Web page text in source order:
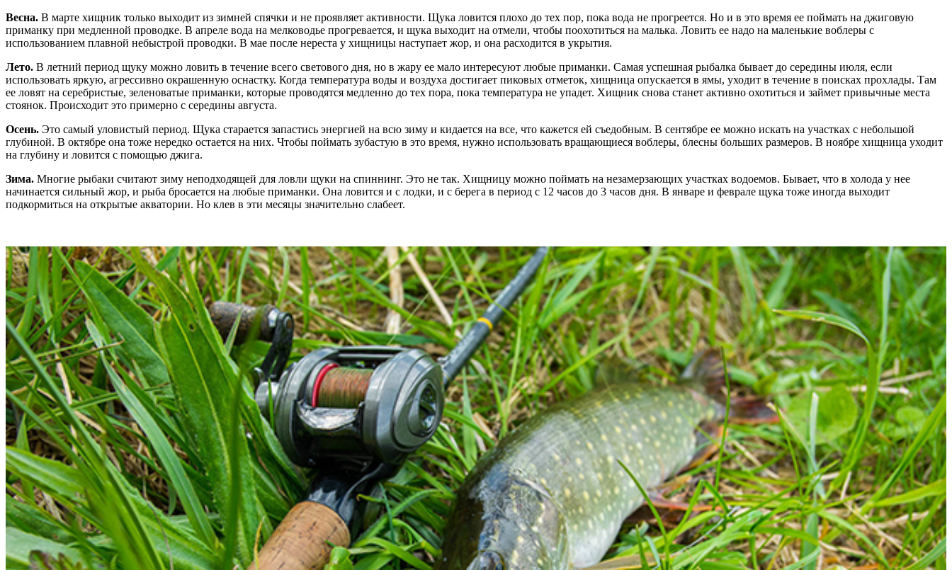
Весна. В марте хищник только выходит из зимней спячки и не проявляет активности. Щука ловится плохо до тех пор, пока вода не прогреется. Но и в это время ее поймать на джиговую
приманку при медленной проводке. В апреле вода на мелководье прогревается, и щука выходит на отмели, чтобы поохотиться на малька. Ловить ее надо на маленькие воблеры с
использованием плавной небыстрой проводки. В мае после нереста у хищницы наступает жор, и она расходится в укрытия.
Лето. В летний период щуку можно ловить в течение всего светового дня, но в жару ее мало интересуют любые приманки. Самая успешная рыбалка бывает до середины июля, если
использовать яркую, агрессивно окрашенную оснастку. Когда температура воды и воздуха достигает пиковых отметок, хищница опускается в ямы, уходит в течение в поисках прохлады. Там
ее ловят на серебристые, зеленоватые приманки, которые проводятся медленно до тех пора, пока температура не упадет. Хищник снова станет активно охотиться и займет привычные места
стоянок. Происходит это примерно с середины августа.
Осень. Это самый уловистый период. Щука старается запастись энергией на всю зиму и кидается на все, что кажется ей съедобным. В сентябре ее можно искать на участках с небольшой
глубиной. В октябре она тоже нередко остается на них. Чтобы поймать зубастую в это время, нужно использовать вращающиеся воблеры, блесны больших размеров. В ноябре хищница уходит
на глубину и ловится с помощью джига.
Зима. Многие рыбаки считают зиму неподходящей для ловли щуки на спиннинг. Это не так. Хищницу можно поймать на незамерзающих участках водоемов. Бывает, что в холода у нее
начинается сильный жор, и рыба бросается на любые приманки. Она ловится и с лодки, и с берега в период с 12 часов до 3 часов дня. В январе и феврале щука тоже иногда выходит
подкормиться на открытые акватории. Но клев в эти месяцы значительно слабеет.